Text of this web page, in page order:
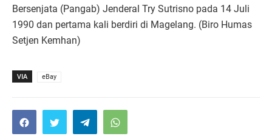
Bersenjata (Pangab) Jenderal Try Sutrisno pada 14 Juli
1990 dan pertama kali berdiri di Magelang. (Biro Humas
Setjen Kemhan)
VIA eBay